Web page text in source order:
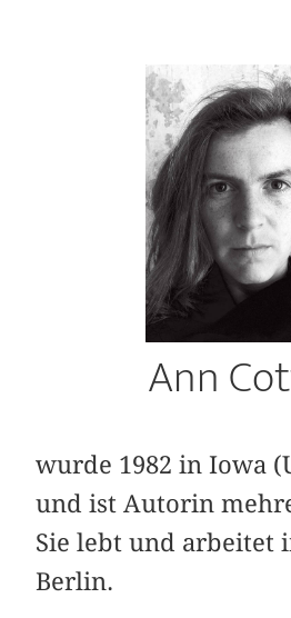
Ann
wurde 1982 in Iowa
und ist Autorin
Sie lebt und arbeitet
Berlin.